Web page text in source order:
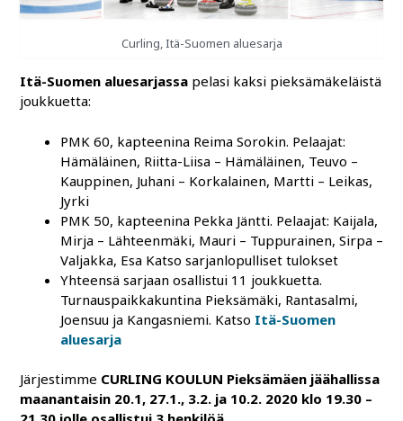
Curling, Itä-Suomen aluesarja
Itä-Suomen aluesarjassa pelasi kaksi pieksämäkeläistä
joukkuetta:
PMK 60, kapteenina Reima Sorokin. Pelaajat:
Hämäläinen, Riitta-Liisa – Hämäläinen, Teuvo –
Kauppinen, Juhani – Korkalainen, Martti – Leikas,
Jyrki
PMK 50, kapteenina Pekka Jäntti. Pelaajat: Kaijala,
Mirja – Lähteenmäki, Mauri – Tuppurainen, Sirpa –
Valjakka, Esa Katso sarjanlopulliset tulokset
Yhteensä sarjaan osallistui 11 joukkuetta.
Turnauspaikkakuntina Pieksämäki, Rantasalmi,
Joensuu ja Kangasniemi. Katso Itä-Suomen
aluesarja
Järjestimme CURLING KOULUN Pieksämäen jäähallissa
maanantaisin 20.1, 27.1., 3.2. ja 10.2. 2020 klo 19.30 –